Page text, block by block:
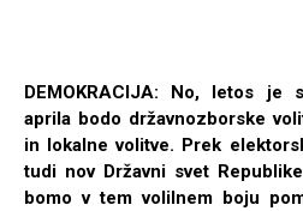
DEMOKRACIJA: No, letos je
aprila bodo državnozborske
in lokalne volitve. Prek
tudi nov Državni svet
bomo v tem volilnem boju